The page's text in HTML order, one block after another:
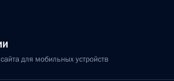
для мобильных устройств